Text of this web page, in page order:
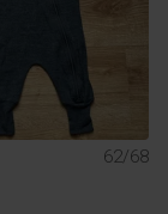
62/68